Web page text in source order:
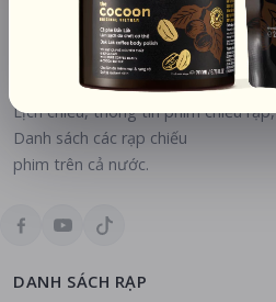
Lịch chiếu, thông tin phim chiếu rạp,
Danh sách các rạp chiếu
phim trên cả nước.
DANH SÁCH RẠP